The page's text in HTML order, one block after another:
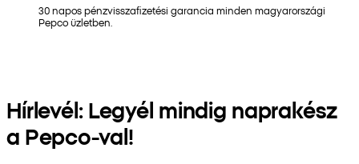
30 napos pénzvisszafizetési garancia minden magyarországi
Pepco üzletben.
Hírlevél: Legyél mindig naprakész
a Pepco-val!